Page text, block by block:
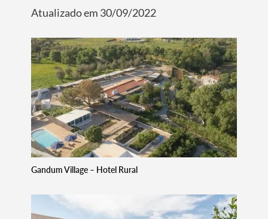
Atualizado em 30/09/2022
Gandum Village – Hotel Rural